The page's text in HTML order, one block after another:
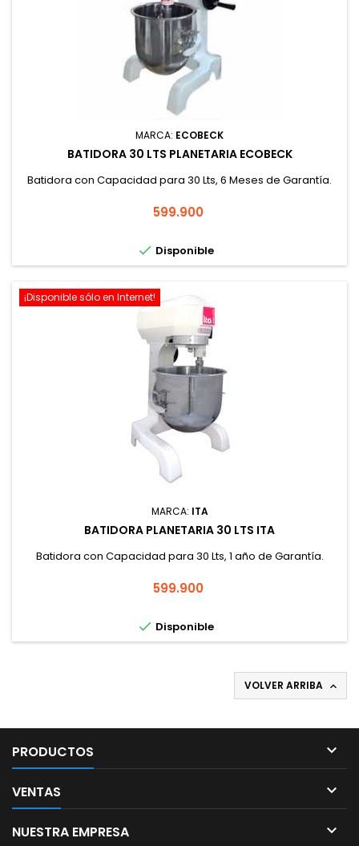
MARCA: ECOBECK
BATIDORA 30 LTS PLANETARIA ECOBECK
Batidora con Capacidad para 30 Lts, 6 Meses de Garantía.
Precio
599.900
 Disponible
¡Disponible sólo en Internet!
MARCA: ITA
BATIDORA PLANETARIA 30 LTS ITA
Batidora con Capacidad para 30 Lts, 1 año de Garantía.
Precio
599.900
 Disponible
VOLVER ARRIBA 
PRODUCTOS 
VENTAS 
NUESTRA EMPRESA 